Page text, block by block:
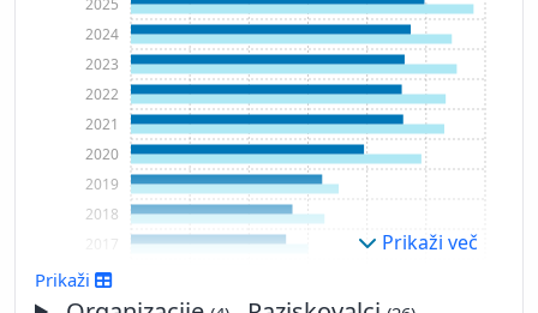
2015
2016
2017
2018
2019
2020
2021
2022
2023
2024
Prikaži več
Prikaži